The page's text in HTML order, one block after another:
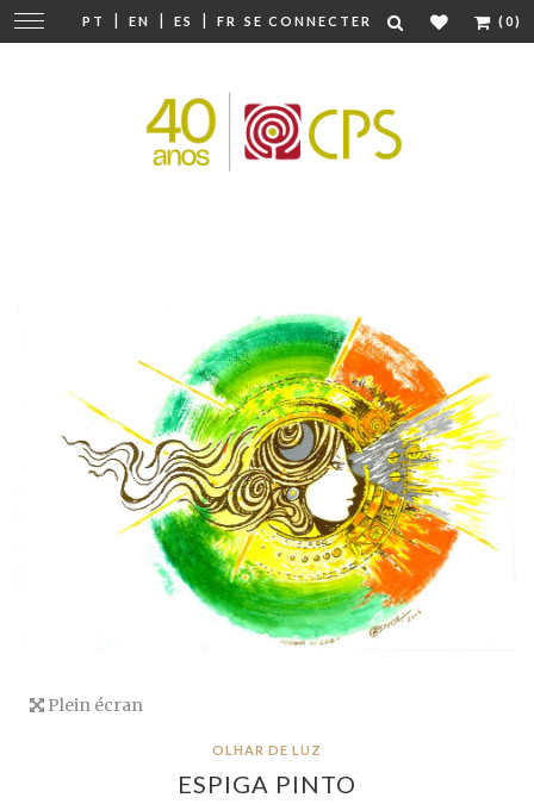
PT | EN | ES | FR SE CONNECTER (0)
Modifier
la
Plein écran
OLHAR DE LUZ
ESPIGA PINTO